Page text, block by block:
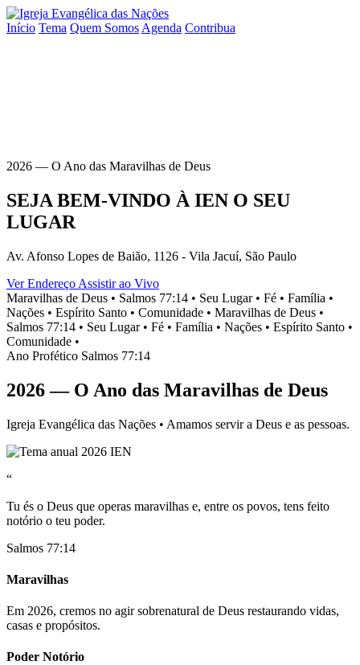
Início Tema Quem Somos Agenda Contribua
2026 — O Ano das Maravilhas de Deus
SEJA BEM-VINDO À IEN O SEU
LUGAR
Av. Afonso Lopes de Baião, 1126 - Vila Jacuí, São Paulo
Ver Endereço Assistir ao Vivo
Maravilhas de Deus • Salmos 77:14 • Seu Lugar • Fé • Família •
Nações • Espírito Santo • Comunidade • Maravilhas de Deus •
Salmos 77:14 • Seu Lugar • Fé • Família • Nações • Espírito Santo •
Comunidade •
Ano Profético Salmos 77:14
2026 — O Ano das Maravilhas de Deus
Igreja Evangélica das Nações • Amamos servir a Deus e as pessoas.
“
Tu és o Deus que operas maravilhas e, entre os povos, tens feito
notório o teu poder.
Salmos 77:14
Maravilhas
Em 2026, cremos no agir sobrenatural de Deus restaurando vidas,
casas e propósitos.
Poder Notório